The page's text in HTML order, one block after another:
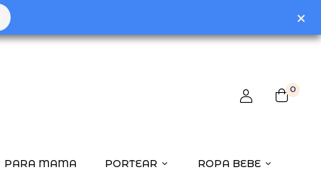
0
PARA MAMA PORTEAR
ROPA BEBE